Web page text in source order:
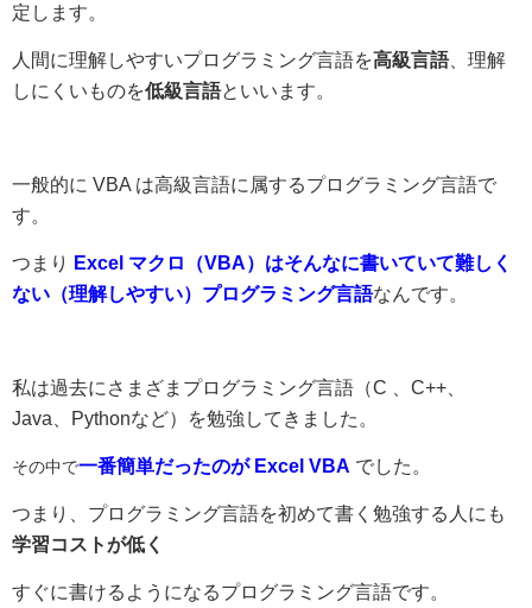
定します。
人間に理解しやすいプログラミング言語を高級言語、理解
しにくいものを低級言語といいます。
一般的に VBA は高級言語に属するプログラミング言語で
す。
つまり
Excel マクロ（VBA）はそんなに書いていて難しく
ない（理解しやすい）プログラミング言語なんです。
私は過去にさまざまプログラミング言語（C 、C++、
Java、Pythonなど）を勉強してきました。
その中で一番簡単だったのが Excel VBA でした。
つまり、プログラミング言語を初めて書く勉強する人にも
学習コストが低く
すぐに書けるようになるプログラミング言語です。